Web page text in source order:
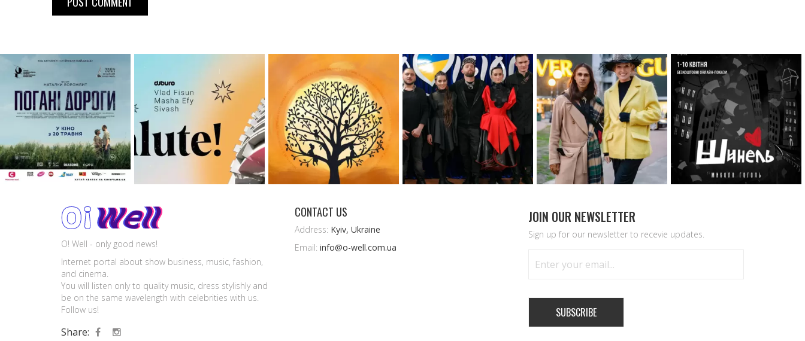
O! Well - only good news!
Internet portal about show business, music, fashion,
and cinema.
You will listen only to quality music, dress stylishly and
be on the same wavelength with celebrities with us.
Follow us!
Share:
CONTACT US
Address: Kyiv, Ukraine
Email: info@o-well.com.ua
JOIN OUR NEWSLETTER
Sign up for our newsletter to recevie updates.
SUBSCRIBE